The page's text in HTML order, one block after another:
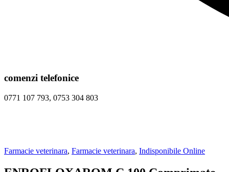
comenzi telefonice
0771 107 793, 0753 304 803
Farmacie veterinara, Farmacie veterinara, Indisponibile Online